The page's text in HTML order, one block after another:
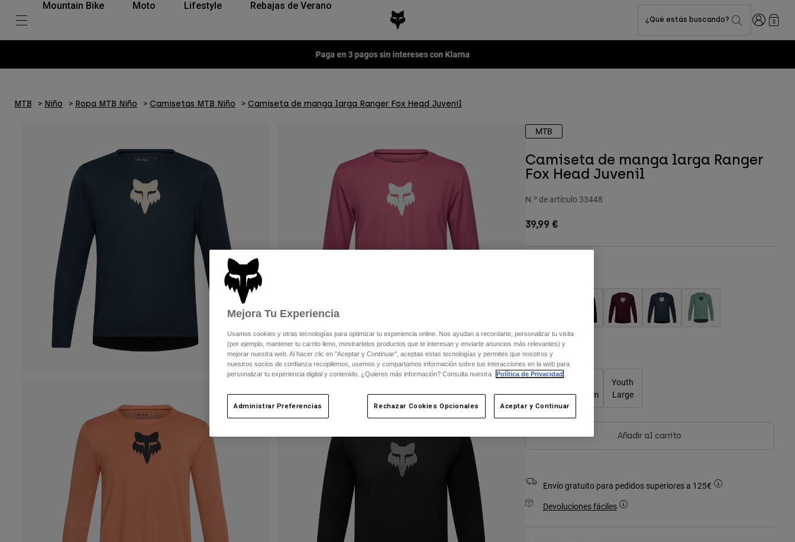
Mountain Bike Moto Lifestyle Rebajas de Verano
¿Qué estás buscando? Iniciar0
Fox LAB Capsule Collection -Comprar ahora
MTB Niño Ropa MTB Niño Camisetas MTB Niño Camiseta de manga larga Ranger Fox Head Juvenil
MTB
Camiseta de manga larga Ranger
Fox Head Juvenil
N.º de artículo 33448
39,99 €
Cuadro de tallas
Youth
Small
Medium
Youth
Large
Añadir al carrito
Envío gratuito para pedidos superiores a 125€
Devoluciones fáciles
Mejora Tu Experiencia
Usamos cookies y otras tecnologías para optimizar tu experiencia online. Nos ayudan a recordarte, personalizar tu visita
(por ejemplo, mantener tu carrito lleno, mostrartelos productos que te interesan y enviarte anuncios más relevantes) y
mejorar nuestra web. Al hacer clic en "Aceptar y Continuar", aceptas estas tecnologías y permites que nosotros y
nuestros socios de confianza recopilemos, usemos y compartamos información sobre tus interacciones en la web para
personalizar tu experiencia digital y contenido. ¿Quieres más información? Consulta nuestra
Política de Privacidad
Administrar Preferencias Rechazar Cookies Opcionales Aceptar y Continuar